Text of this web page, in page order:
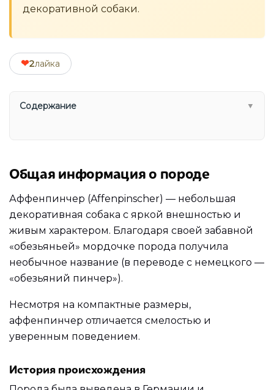
декоративной собаки.
❤2лайка
Содержание ▼
Общая информация о породе
Аффенпинчер (Affenpinscher) — небольшая
декоративная собака с яркой внешностью и
живым характером. Благодаря своей забавной
«обезьяньей» мордочке порода получила
необычное название (в переводе с немецкого —
«обезьяний пинчер»).
Несмотря на компактные размеры,
аффенпинчер отличается смелостью и
уверенным поведением.
История происхождения